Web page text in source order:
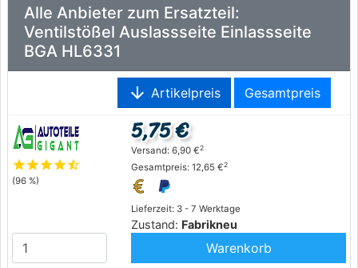
Alle Anbieter zum Ersatzteil:
Ventilstößel Auslassseite Einlassseite
BGA HL6331
arrow_downward Artikelpreis Gesamtpreis
starstarstarstarstar_half
(96 %)
Lieferzeit: 3 - 7 Werktage
Zustand: Fabrikneu
5,75 €
Versand: 6,90 €2
Gesamtpreis: 12,65 €2
Warenkorb